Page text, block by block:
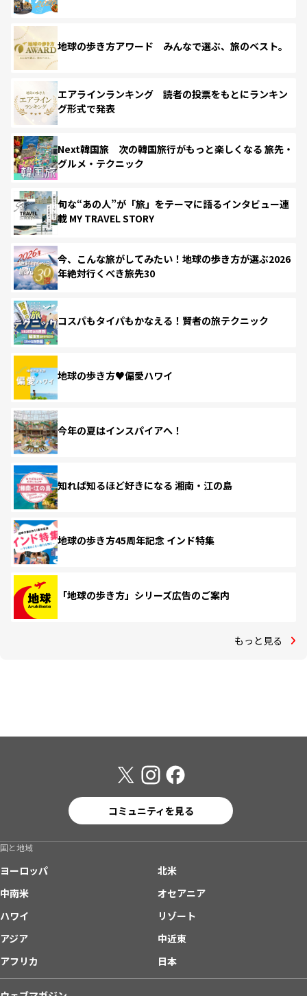
地球の歩き方アワード みんなで選ぶ、旅のベスト。
エアラインランキング 読者の投票をもとにランキン
グ形式で発表
Next韓国旅 次の韓国旅行がもっと楽しくなる 旅先・
グルメ・テクニック
旬な“あの人”が「旅」をテーマに語るインタビュー連
載 MY TRAVEL STORY
今、こんな旅がしてみたい！地球の歩き方が選ぶ2026
年絶対行くべき旅先30
コスパもタイパもかなえる！賢者の旅テクニック
地球の歩き方♥偏愛ハワイ
今年の夏はインスパイアへ！
知れば知るほど好きになる 湘南・江の島
地球の歩き方45周年記念 インド特集
「地球の歩き方」シリーズ広告のご案内
もっと見る
コミュニティを見る
国と地域
ヨーロッパ
北米
中南米
オセアニア
ハワイ
リゾート
アジア
中近東
アフリカ
日本